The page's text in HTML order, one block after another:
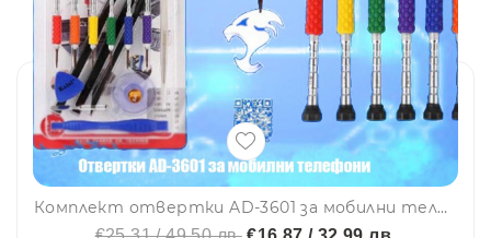
Комплект отвертки AD-3601 за мобилни телефони